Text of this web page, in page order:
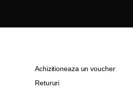
Achizitioneaza un voucher
Retururi